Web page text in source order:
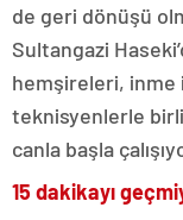
de geri dönüşü
Sultangazi
hemşireleri, inme
teknisyenlerle
canla başla
15 dakikayı